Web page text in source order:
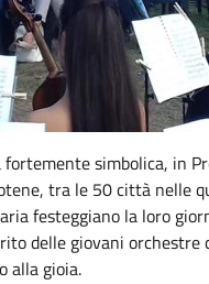
fortemente simbolica, in
tra le 50 città nelle
festeggiano la loro
delle giovani orchestre
alla gioia.